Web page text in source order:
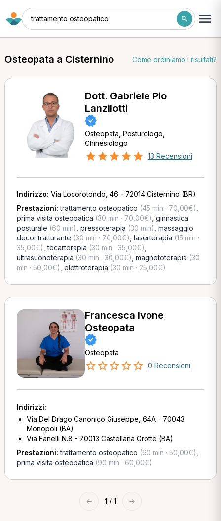
trattamento osteopatico
Osteopata a Cisternino Come ordiniamo i risultati?
Dott. Gabriele Pio
Lanzilotti
Osteopata, Posturologo,
Chinesiologo
13 Recensioni
Indirizzo: Via Locorotondo, 46 - 72014 Cisternino (BR)
Prestazioni:trattamento osteopatico (45 min · 70,00€)
prima visita osteopatica (30 min · 70,00€) ginnastica
posturale (60 min) pressoterapia (30 min) massaggio
decontratturante (30 min · 70,00€) laserterapia (15 min ·
35,00€) ,tecarterapia (30 min · 35,00€)
ultrasuonoterapia (30 min · 30,00€) magnetoterapia (30
min · 50,00€) elettroterapia (30 min · 25,00€)
Francesca Ivone
Osteopata
Osteopata
0 Recensioni
Indirizzi:
Via Del Drago Canonico Giuseppe, 64A - 70043
Monopoli (BA)
Via Fanelli N.8 - 70013 Castellana Grotte (BA)
Prestazioni:trattamento osteopatico (60 min · 50,00€)
prima visita osteopatica (90 min · 60,00€)
← 1 / 1 →